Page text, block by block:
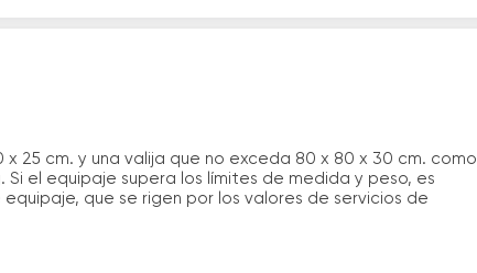
25 cm. y una valija que no exceda 80 x 80 x 30 cm. como
el equipaje supera los límites de medida y peso, es
que se rigen por los valores de servicios de